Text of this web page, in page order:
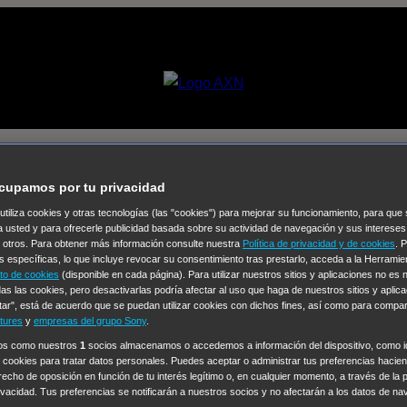
Selecciona un
Colección de Videos
Operación: Huracán House of Cards Despedida Salvaje
Cinco en familia Hudson & Rex Diez libras y un sueño Mr
y Lola High Country Los casos de Susan Ryeland: Moonflower
Libre de Culpa Morbius NCIS: Nueva Orleans Pandora En
Chicago Fire Monarch Circuito cerrado Alert: Unidad de
por tu privacidad
cookies y otras tecnologías (las "cookies") para mejorar su funcionamiento, para que
usted y para ofrecerle publicidad basada sobre su actividad de navegación y sus
otros. Para obtener más información consulte nuestra Política de privacidad y de cookies .
específicas, lo que incluye revocar su consentimiento tras prestarlo, acceda a la
de cookies (disponible en cada página). Para utilizar nuestros sitios y aplicaciones no es
las cookies, pero desactivarlas podría afectar al uso que haga de nuestros sitios y
está de acuerdo que se puedan utilizar cookies con dichos fines, así como para
y empresas del grupo Sony.
como nuestros 1 socios almacenamos o accedemos a información del dispositivo, como
para tratar datos personales. Puedes aceptar o administrar tus preferencias
de oposición en función de tu interés legítimo o, en cualquier momento, a través de la
Tus preferencias se notificarán a nuestros socios y no afectarán a los datos de